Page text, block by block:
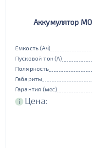
Аккумулятор
Емкость (Ач)
Пусковой ток (А)
Полярность
Габариты
Гарантия (мес)
i Цена: